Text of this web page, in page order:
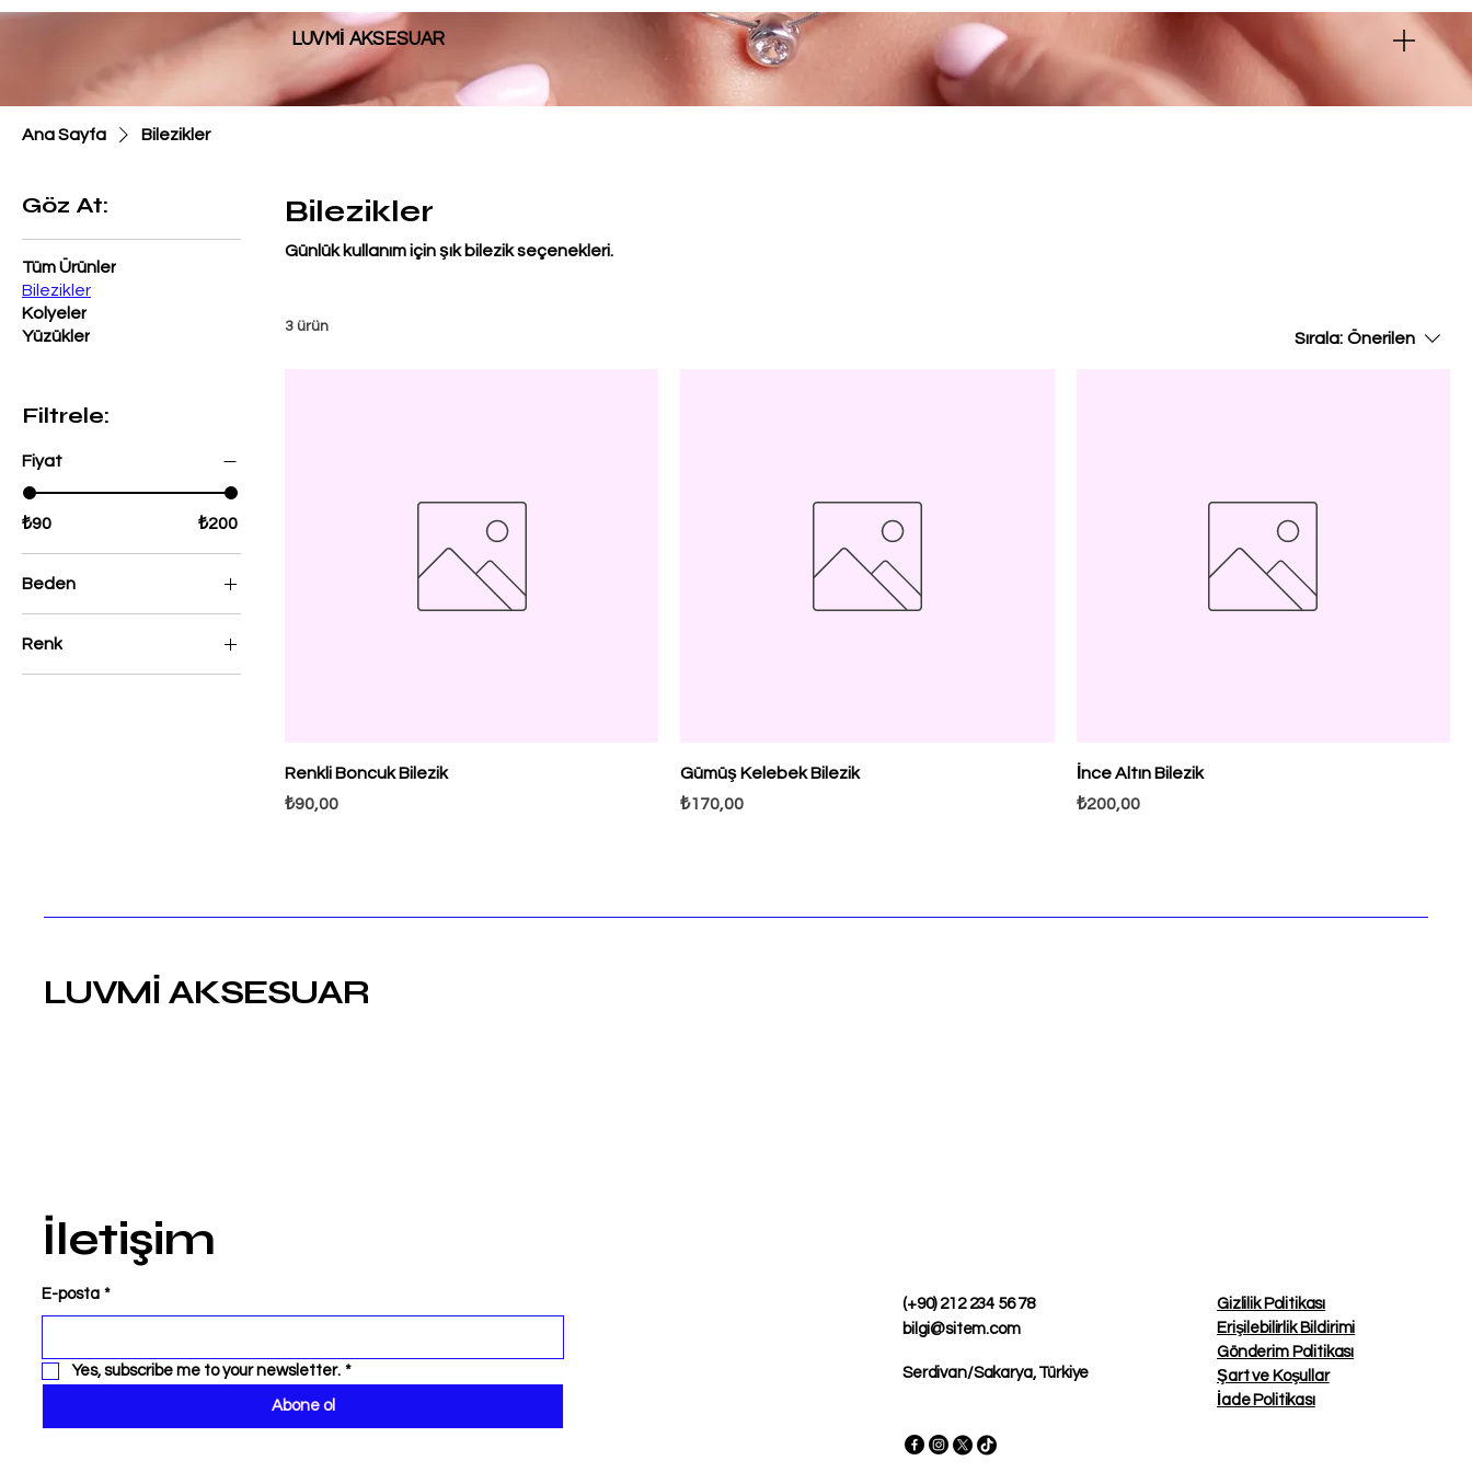
LUVMİ AKSESUAR
Ana Sayfa Bilezikler
Göz At:
Tüm Ürünler
Bilezikler
Kolyeler
Yüzükler
Filtrele:
Fiyat
₺90 ₺200
Beden
M
Renk
Bilezikler
Günlük kullanım için şık bilezik seçenekleri.
3 ürün
Sırala: Önerilen
Renkli Boncuk Bilezik
Fiyat
₺90,00
Gümüş Kelebek Bilezik
Fiyat
₺170,00
İnce Altın Bilezik
Fiyat
₺200,00
LUVMİ AKSESUAR
İletişim
E-posta *
Yes, subscribe me to your newsletter. *
Abone ol
(+90) 212 234 56 78
bilgi@sitem.com
Serdivan/Sakarya, Türkiye
Gizlilik Politikası
Erişilebilirlik Bildirimi
Gönderim Politikası
Şart ve Koşullar
İade Politikası